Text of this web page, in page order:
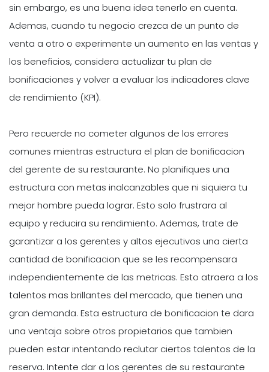
sin embargo, es una buena idea tenerlo en cuenta.
Ademas, cuando tu negocio crezca de un punto de
venta a otro o experimente un aumento en las ventas y
los beneficios, considera actualizar tu plan de
bonificaciones y volver a evaluar los indicadores clave
de rendimiento (KPI).
Pero recuerde no cometer algunos de los errores
comunes mientras estructura el plan de bonificacion
del gerente de su restaurante. No planifiques una
estructura con metas inalcanzables que ni siquiera tu
mejor hombre pueda lograr. Esto solo frustrara al
equipo y reducira su rendimiento. Ademas, trate de
garantizar a los gerentes y altos ejecutivos una cierta
cantidad de bonificacion que se les recompensara
independientemente de las metricas. Esto atraera a los
talentos mas brillantes del mercado, que tienen una
gran demanda. Esta estructura de bonificacion te dara
una ventaja sobre otros propietarios que tambien
pueden estar intentando reclutar ciertos talentos de la
reserva. Intente dar a los gerentes de su restaurante